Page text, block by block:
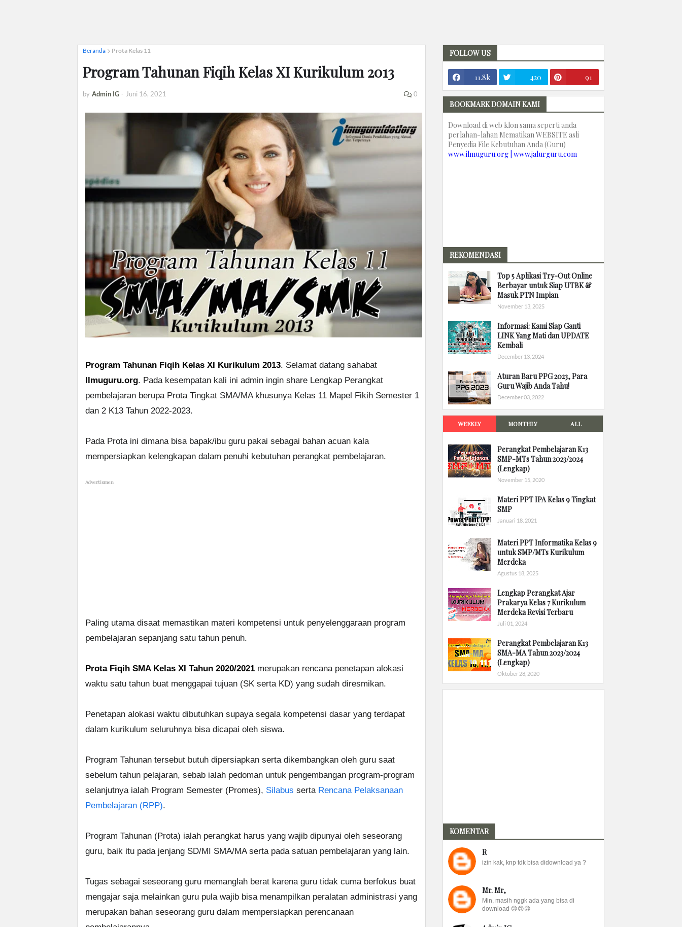
Beranda Prota Kelas 11
Program Tahunan Fiqih Kelas XI Kurikulum 2013
by Admin IG - Juni 16, 2021 0
Program Tahunan Fiqih Kelas XI Kurikulum 2013. Selamat datang sahabat
Ilmuguru.org. Pada kesempatan kali ini admin ingin share Lengkap Perangkat
pembelajaran berupa Prota Tingkat SMA/MA khusunya Kelas 11 Mapel Fikih Semester 1
dan 2 K13 Tahun 2022-2023.
Pada Prota ini dimana bisa bapak/ibu guru pakai sebagai bahan acuan kala
mempersiapkan kelengkapan dalam penuhi kebutuhan perangkat pembelajaran.
Advertismen
Paling utama disaat memastikan materi kompetensi untuk penyelenggaraan program
pembelajaran sepanjang satu tahun penuh.
Prota Fiqih SMA Kelas XI Tahun 2020/2021 merupakan rencana penetapan alokasi
waktu satu tahun buat menggapai tujuan (SK serta KD) yang sudah diresmikan.
Penetapan alokasi waktu dibutuhkan supaya segala kompetensi dasar yang terdapat
dalam kurikulum seluruhnya bisa dicapai oleh siswa.
Program Tahunan tersebut butuh dipersiapkan serta dikembangkan oleh guru saat
sebelum tahun pelajaran, sebab ialah pedoman untuk pengembangan program-program
selanjutnya ialah Program Semester (Promes), Silabus serta Rencana Pelaksanaan
Pembelajaran (RPP).
Program Tahunan (Prota) ialah perangkat harus yang wajib dipunyai oleh seseorang
guru, baik itu pada jenjang SD/MI SMA/MA serta pada satuan pembelajaran yang lain.
Tugas sebagai seseorang guru memanglah berat karena guru tidak cuma berfokus buat
mengajar saja melainkan guru pula wajib bisa menampilkan peralatan administrasi yang
merupakan bahan seseorang guru dalam mempersiapkan perencanaan
FOLLOW US
11.8k 420 91
BOOKMARK DOMAIN KAMI
Download di web klon sama seperti anda
perlahan-lahan Mematikan WEBSITE asli
Penyedia File Kebutuhan Anda (Guru)
www.ilmuguru.org | www.jalurguru.com
REKOMENDASI
Top 5 Aplikasi Try-Out Online
Berbayar untuk Siap UTBK &
Masuk PTN Impian
November 13, 2025
Informasi: Kami Siap Ganti
LINK Yang Mati dan UPDATE
Kembali
December 13, 2024
Aturan Baru PPG 2023, Para
Guru Wajib Anda Tahu!
December 03, 2022
WEEKLY MONTHLY ALL
Perangkat Pembelajaran K13
SMP-MTs Tahun 2023/2024
(Lengkap)
November 15, 2020
Materi PPT IPA Kelas 9 Tingkat
SMP
Januari 18, 2021
Materi PPT Informatika Kelas 9
untuk SMP/MTs Kurikulum
Merdeka
Agustus 18, 2025
Lengkap Perangkat Ajar
Prakarya Kelas 7 Kurikulum
Merdeka Revisi Terbaru
Juli 01, 2024
Perangkat Pembelajaran K13
SMA-MA Tahun 2023/2024
(Lengkap)
Oktober 28, 2020
KOMENTAR
R
izin kak, knp tdk bisa didownload ya ?
Mr. Mr,
Min, masih nggk ada yang bisa di
download 😢😢😢